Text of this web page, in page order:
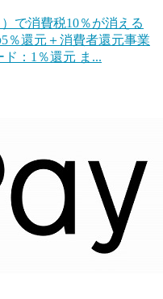
）で消費税10％が消える
5％還元＋消費者還元事業
ド：1％還元 ま...